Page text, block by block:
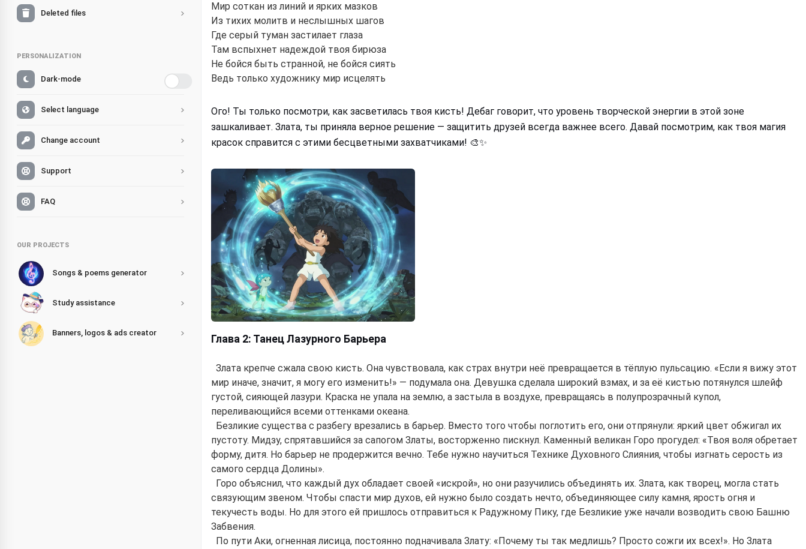
Deleted files
PERSONALIZATION
Dark-mode
Select language
Change account
Support
FAQ
OUR PROJECTS
Songs & poems generator
Study assistance
Banners, logos & ads creator
Мир соткан из линий и ярких мазков
Из тихих молитв и неслышных шагов
Где серый туман застилает глаза
Там вспыхнет надеждой твоя бирюза
Не бойся быть странной, не бойся сиять
Ведь только художнику мир исцелять
Ого! Ты только посмотри, как засветилась твоя кисть! Дебаг говорит, что уровень творческой энергии в этой зоне
зашкаливает. Злата, ты приняла верное решение — защитить друзей всегда важнее всего. Давай посмотрим, как твоя магия
красок справится с этими бесцветными захватчиками! 🎨✨
Глава 2: Танец Лазурного Барьера
Злата крепче сжала свою кисть. Она чувствовала, как страх внутри неё превращается в тёплую пульсацию. «Если я вижу этот
мир иначе, значит, я могу его изменить!» — подумала она. Девушка сделала широкий взмах, и за её кистью потянулся шлейф
густой, сияющей лазури. Краска не упала на землю, а застыла в воздухе, превращаясь в полупрозрачный купол,
переливающийся всеми оттенками океана.
Безликие существа с разбегу врезались в барьер. Вместо того чтобы поглотить его, они отпрянули: яркий цвет обжигал их
пустоту. Мидзу, спрятавшийся за сапогом Златы, восторженно пискнул. Каменный великан Горо прогудел: «Твоя воля обретает
форму, дитя. Но барьер не продержится вечно. Тебе нужно научиться Технике Духовного Слияния, чтобы изгнать серость из
самого сердца Долины».
Горо объяснил, что каждый дух обладает своей «искрой», но они разучились объединять их. Злата, как творец, могла стать
связующим звеном. Чтобы спасти мир духов, ей нужно было создать нечто, объединяющее силу камня, ярость огня и
текучесть воды. Но для этого ей пришлось отправиться к Радужному Пику, где Безликие уже начали возводить свою Башню
Забвения.
По пути Аки, огненная лисица, постоянно подначивала Злату: «Почему ты так медлишь? Просто сожги их всех!». Но Злата
Hi! I am Storiko 👋
I tell magical bedtime stories for